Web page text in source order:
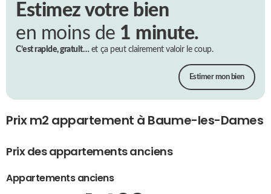
Estimez votre bien
en moins de 1 minute.
C’est rapide, gratuit…et ça peut clairement valoir le coup.
Estimer mon bien
Prix m2 appartement à Baume-les-Dames
Prix des appartements anciens
Appartements anciens